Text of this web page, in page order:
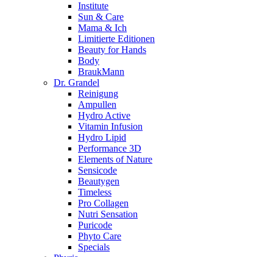
Institute
Sun & Care
Mama & Ich
Limitierte Editionen
Beauty for Hands
Body
BraukMann
Dr. Grandel
Reinigung
Ampullen
Hydro Active
Vitamin Infusion
Hydro Lipid
Performance 3D
Elements of Nature
Sensicode
Beautygen
Timeless
Pro Collagen
Nutri Sensation
Puricode
Phyto Care
Specials